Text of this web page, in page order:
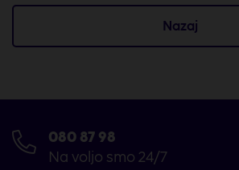
Nazaj
080 87 98
Na voljo smo 24/7